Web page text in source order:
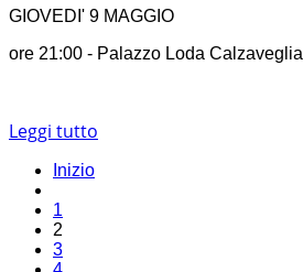
GIOVEDI' 9 MAGGIO
ore 21:00 - Palazzo Loda Calzaveglia
Leggi tutto
Inizio
1
2
3